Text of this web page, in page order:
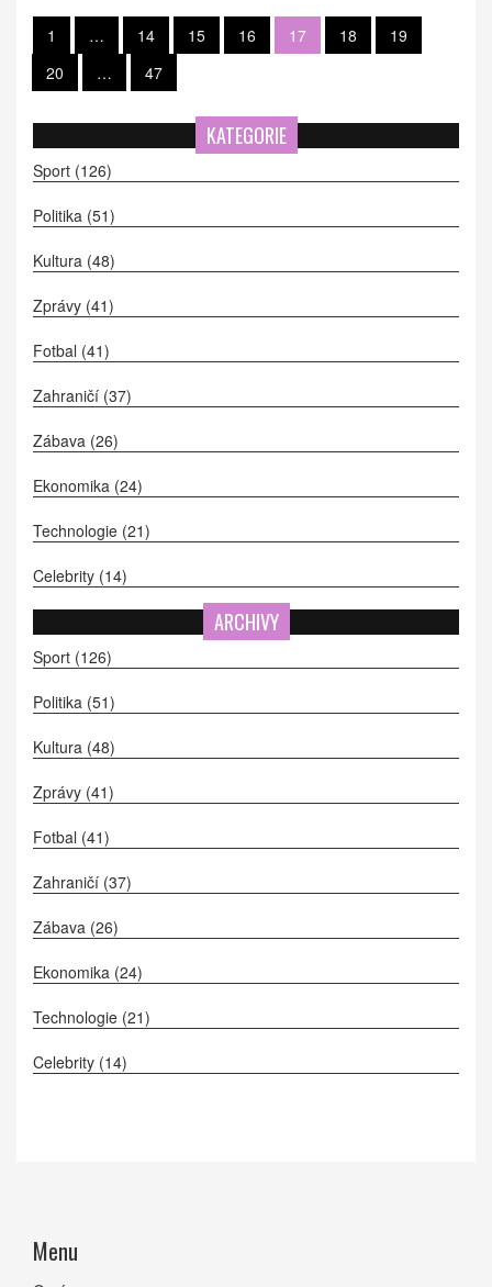
1 … 14 15 16 17 18
19
20
… 47
KATEGORIE
Sport (126)
Politika (51)
Kultura (48)
Zprávy (41)
Fotbal (41)
Zahraničí (37)
Zábava (26)
Ekonomika (24)
Technologie (21)
Celebrity (14)
ARCHIVY
Sport (126)
Politika (51)
Kultura (48)
Zprávy (41)
Fotbal (41)
Zahraničí (37)
Zábava (26)
Ekonomika (24)
Technologie (21)
Celebrity (14)
Menu